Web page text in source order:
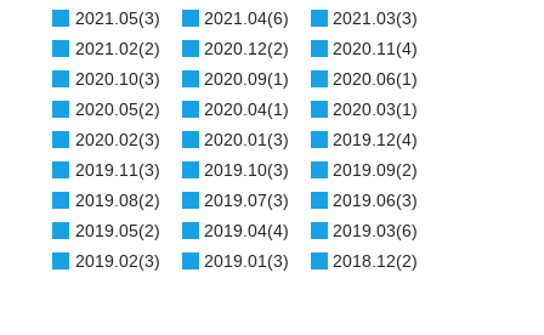
2021.05(3)
2021.04(6)
2021.03(3)
2021.02(2)
2020.12(2)
2020.11(4)
2020.10(3)
2020.09(1)
2020.06(1)
2020.05(2)
2020.04(1)
2020.03(1)
2020.02(3)
2020.01(3)
2019.12(4)
2019.11(3)
2019.10(3)
2019.09(2)
2019.08(2)
2019.07(3)
2019.06(3)
2019.05(2)
2019.04(4)
2019.03(6)
2019.02(3)
2019.01(3) 2018.12(2)